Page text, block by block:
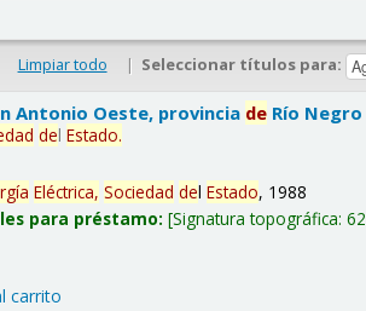
Limpiar todo | Seleccionar títulos para:
Antonio Oeste, provincia de Río Negro
delEstado.
Eléctrica, Sociedad delEstado, 1988
para préstamo: Signatura topográfica:
carrito